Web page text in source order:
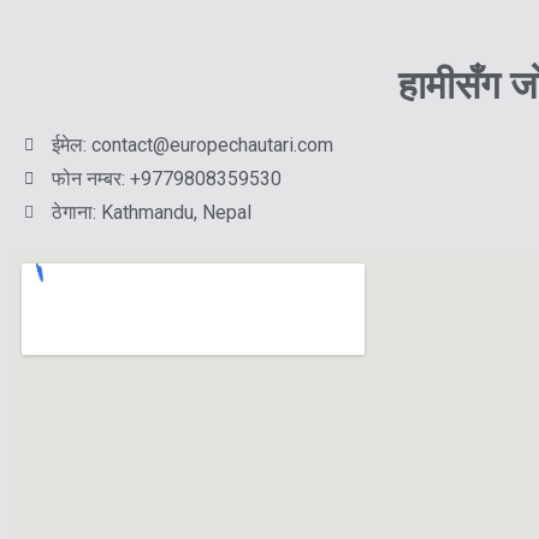
हामीसँग
ईमेल: contact@europechautari.com
फोन नम्बर: +9779808359530
ठेगाना: Kathmandu, Nepal